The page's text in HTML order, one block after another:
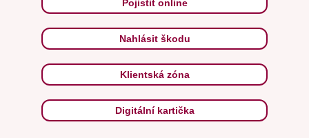
Pojistit online
Nahlásit škodu
Klientská zóna
Digitální kartička